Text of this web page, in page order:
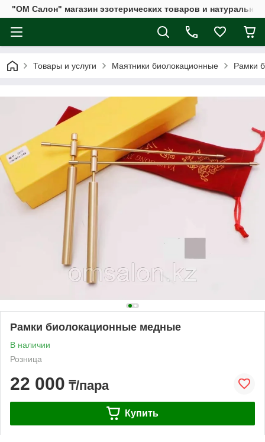
"ОМ Салон" магазин эзотерических товаров и
Товары и услуги Маятники биолокационные Рамки
Рамки биолокационные медные
В наличии
Розница
22 000 ₸/пара
Купить